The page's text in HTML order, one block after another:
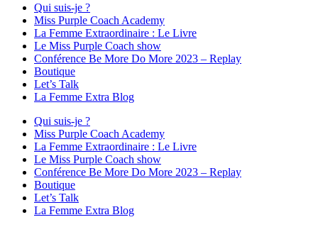
Qui suis-je ?
Miss Purple Coach Academy
La Femme Extraordinaire : Le Livre
Le Miss Purple Coach show
Conférence Be More Do More 2023 – Replay
Boutique
Let’s Talk
La Femme Extra Blog
Qui suis-je ?
Miss Purple Coach Academy
La Femme Extraordinaire : Le Livre
Le Miss Purple Coach show
Conférence Be More Do More 2023 – Replay
Boutique
Let’s Talk
La Femme Extra Blog